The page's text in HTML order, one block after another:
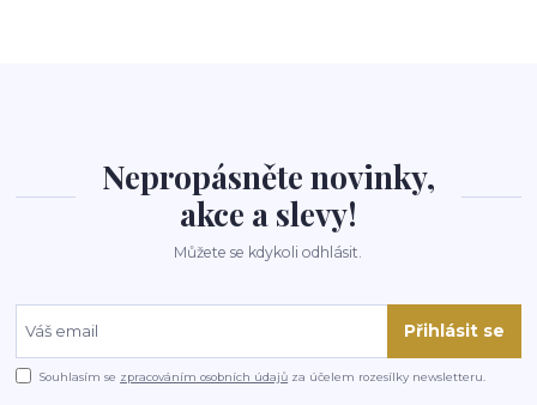
Nepropásněte novinky,
akce a slevy!
Můžete se kdykoli odhlásit.
Přihlásit se
Souhlasím se zpracováním osobních údajů za účelem rozesílky newsletteru.